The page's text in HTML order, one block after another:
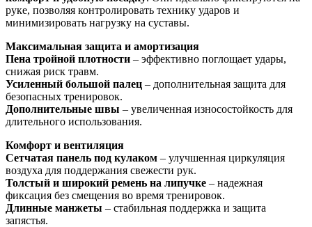
руке, позволяя контролировать технику ударов и
минимизировать нагрузку на суставы.
Максимальная защита и амортизация
Пена тройной плотности – эффективно поглощает удары,
снижая риск травм.
Усиленный большой палец – дополнительная защита для
безопасных тренировок.
Дополнительные швы – увеличенная износостойкость для
длительного использования.
Комфорт и вентиляция
Сетчатая панель под кулаком – улучшенная циркуляция
воздуха для поддержания свежести рук.
Толстый и широкий ремень на липучке – надежная
фиксация без смещения во время тренировок.
Длинные манжеты – стабильная поддержка и защита
запястья.